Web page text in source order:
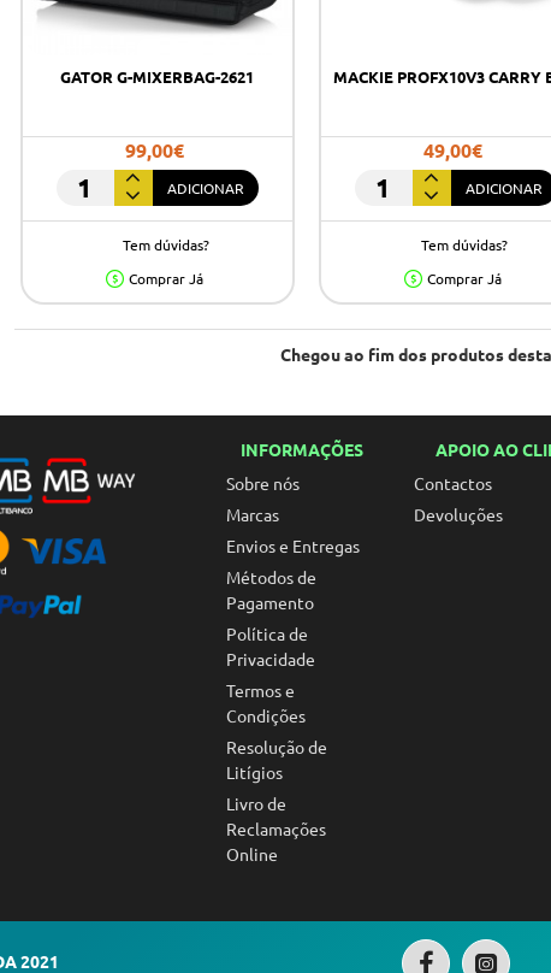
GATOR G-MIXERBAG-2621
99,00€
GATOR
G-
MIXERBAG-
ADICIONAR
Tem dúvidas?
Comprar Já
MACKIE PROFX10V3 CARRY
49,00€
Mackie
ProFX10V3
ADICIONAR
Tem dúvidas?
Comprar Já
Chegou ao fim dos produtos
INFORMAÇÕES
Sobre nós
Marcas
Envios e Entregas
Métodos de
Pagamento
Política de
Privacidade
Termos e
Condições
Resolução de
Litígios
Livro de
Reclamações
Online
APOIO AO
Contactos
Devoluções
2021